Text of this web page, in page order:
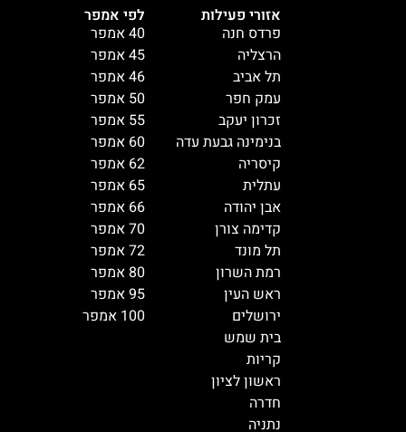
לפי אמפר
40 אמפר
45 אמפר
46 אמפר
50 אמפר
55 אמפר
60 אמפר
62 אמפר
65 אמפר
66 אמפר
70 אמפר
72 אמפר
80 אמפר
95 אמפר
100 אמפר
אזורי פעילות
פרדס חנה
הרצליה
תל אביב
עמק חפר
זכרון יעקב
בנימינה גבעת עדה
קיסריה
עתלית
אבן יהודה
קדימה צורן
תל מונד
רמת השרון
ראש העין
ירושלים
בית שמש
קריות
ראשון לציון
חדרה
נתניה